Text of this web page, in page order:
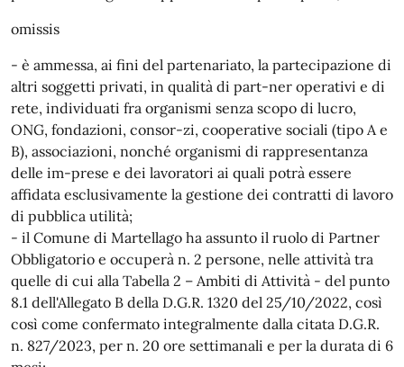
omissis
- è ammessa, ai fini del partenariato, la partecipazione di
altri soggetti privati, in qualità di part-ner operativi e di
rete, individuati fra organismi senza scopo di lucro,
ONG, fondazioni, consor-zi, cooperative sociali (tipo A e
B), associazioni, nonché organismi di rappresentanza
delle im-prese e dei lavoratori ai quali potrà essere
affidata esclusivamente la gestione dei contratti di lavoro
di pubblica utilità;
- il Comune di Martellago ha assunto il ruolo di Partner
Obbligatorio e occuperà n. 2 persone, nelle attività tra
quelle di cui alla Tabella 2 – Ambiti di Attività - del punto
8.1 dell'Allegato B della D.G.R. 1320 del 25/10/2022, così
così come confermato integralmente dalla citata D.G.R.
n. 827/2023, per n. 20 ore settimanali e per la durata di 6